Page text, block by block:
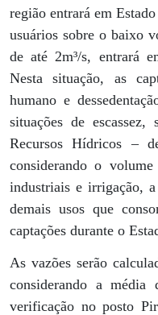
região entrará em
usuários sobre o baixo
de até 2m³/s, entrará
Nesta situação, as
humano e
situações de
Recursos Hídricos –
considerando o
industriais e irrigação,
demais usos que
captações durante o
As vazões serão
considerando a média
verificação no posto